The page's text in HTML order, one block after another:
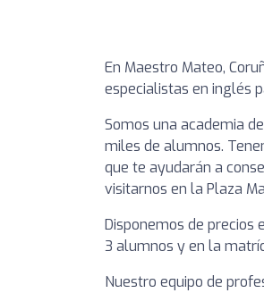
En Maestro Mateo,
especialistas en inglés
Somos una academia
miles de alumnos.
que te ayudarán a
visitarnos en la Plaza
Disponemos de precios
3 alumnos y en la
Nuestro equipo de